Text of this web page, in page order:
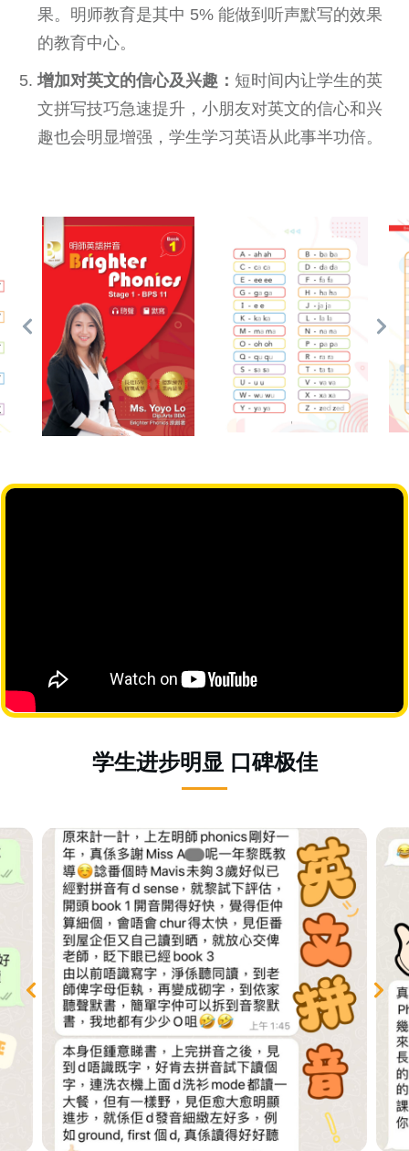
果。明师教育是其中 5% 能做到听声默写的效果
的教育中心。
增加对英文的信心及兴趣： 短时间内让学生的英
文拼写技巧急速提升，小朋友对英文的信心和兴
趣也会明显增强，学生学习英语从此事半功倍。
学生进步明显 口碑极佳